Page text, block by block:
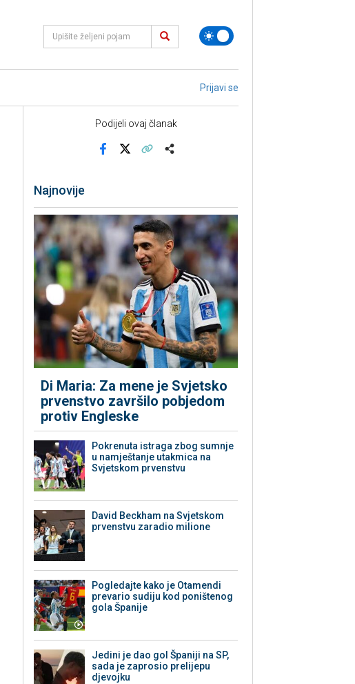
Prijavi se
Podijeli ovaj članak
Najnovije
Di Maria: Za mene je Svjetsko
prvenstvo završilo pobjedom
protiv Engleske
Pokrenuta istraga zbog sumnje
u namještanje utakmica na
Svjetskom prvenstvu
David Beckham na Svjetskom
prvenstvu zaradio milione
Pogledajte kako je Otamendi
prevario sudiju kod poništenog
gola Španije
Jedini je dao gol Španiji na SP,
sada je zaprosio prelijepu
djevojku